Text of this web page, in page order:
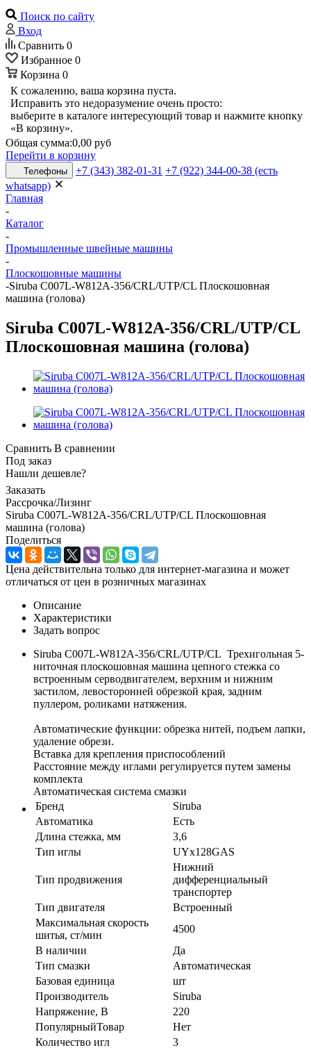
Поиск по сайту
Вход
Сравнить 0
Избранное 0
Корзина 0
К сожалению, ваша корзина пуста.
Исправить это недоразумение очень просто:
выберите в каталоге интересующий товар и нажмите кнопку
«В корзину».
Общая сумма:0,00 руб
Перейти в корзину
Телефоны +7 (343) 382-01-31 +7 (922) 344-00-38 (есть
whatsapp)
Главная
-
Каталог
-
Промышленные швейные машины
-
Плоскошовные машины
-Siruba C007L-W812A-356/CRL/UTP/CL Плоскошовная
машина (голова)
Siruba C007L-W812A-356/CRL/UTP/CL
Плоскошовная машина (голова)
Сравнить В сравнении
Под заказ
Нашли дешевле?
Заказать
Рассрочка/Лизинг
Siruba C007L-W812A-356/CRL/UTP/CL Плоскошовная
машина (голова)
Поделиться
Цена действительна только для интернет-магазина и может
отличаться от цен в розничных магазинах
Описание
Характеристики
Задать вопрос
Siruba C007L-W812A-356/CRL/UTP/CL Трехигольная 5-
ниточная плоскошовная машина цепного стежка со
встроенным серводвигателем, верхним и нижним
застилом, левосторонней обрезкой края, задним
пуллером, роликами натяжения.
Автоматические функции: обрезка нитей, подъем лапки,
удаление обрези.
Вставка для крепления приспособлений
Расстояние между иглами регулируется путем замены
комплекта
Автоматическая система смазки
Бренд
Siruba
Автоматика
Есть
Длина стежка, мм
3,6
Тип иглы
UYx128GAS
Тип продвижения
Нижний
дифференциальный
транспортер
Тип двигателя
Встроенный
Максимальная скорость
шитья, ст/мин
4500
В наличии
Да
Тип смазки
Автоматическая
Базовая единица
шт
Производитель
Siruba
Напряжение, В
220
ПопулярныйТовар
Нет
Количество игл
3